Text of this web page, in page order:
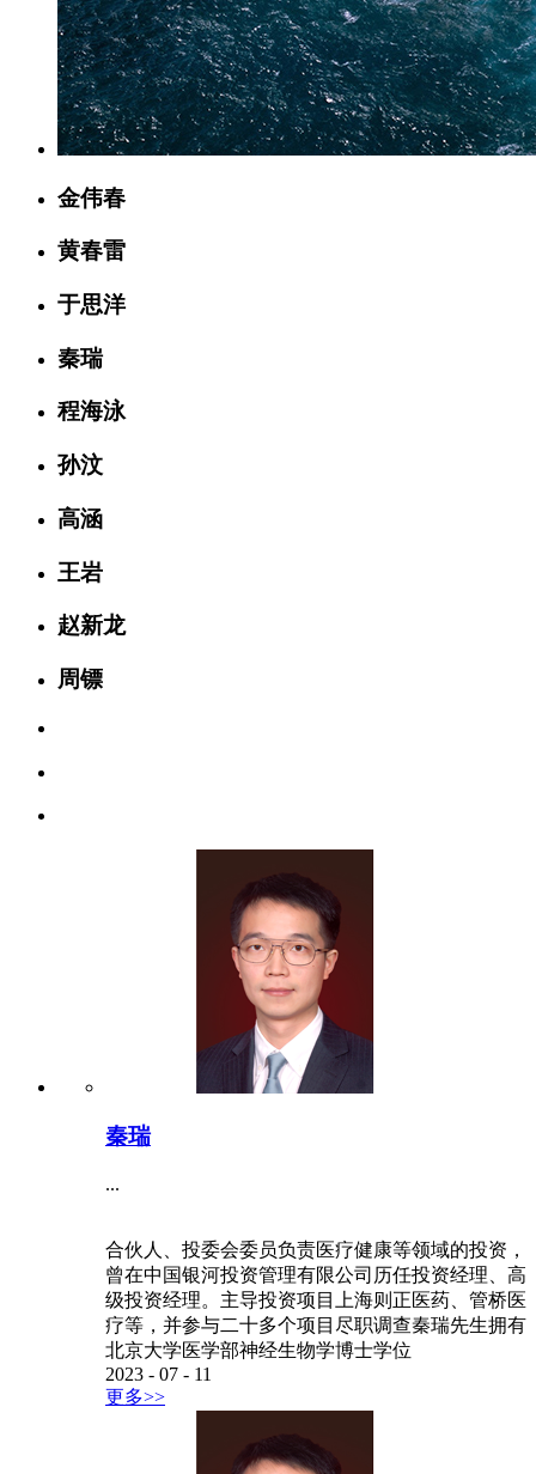
金伟春
黄春雷
于思洋
秦瑞
程海泳
孙汶
高涵
王岩
赵新龙
周镖
秦瑞
...
合伙人、投委会委员负责医疗健康等领域的投资，
曾在中国银河投资管理有限公司历任投资经理、高
级投资经理。主导投资项目上海则正医药、管桥医
疗等，并参与二十多个项目尽职调查秦瑞先生拥有
北京大学医学部神经生物学博士学位
2023 - 07 - 11
更多>>